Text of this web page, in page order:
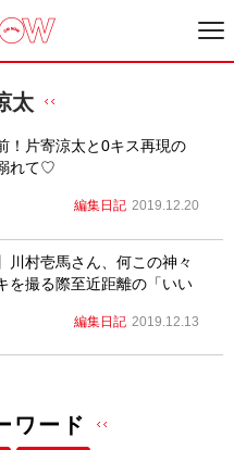
太
！片寄涼太と0キス再現の
れて♡
編集日記 2019.12.20
川村壱馬さん、何この神々
を撮る際至近距離の「いい
編集日記 2019.12.13
ワード